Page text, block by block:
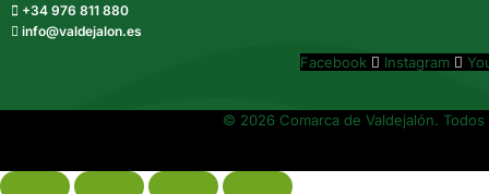
+34 976 811 880
info@valdejalon.es
Facebook Instagram
© 2026 Comarca de Valdejalón.